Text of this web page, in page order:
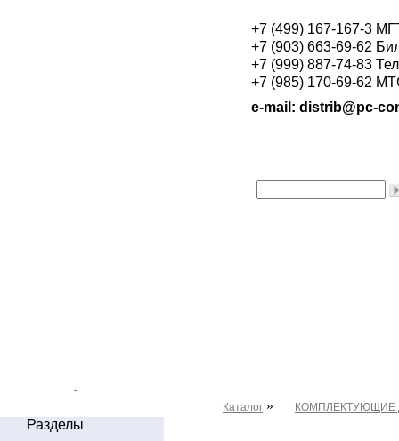
+7 (499) 167-167-3
+7 (903) 663-69-62
+7 (999) 887-74-83
+7 (985) 170-69-62
e-mail: distrib@pc-
Каталог » КОМПЛЕКТУЮЩИЕ
Разделы